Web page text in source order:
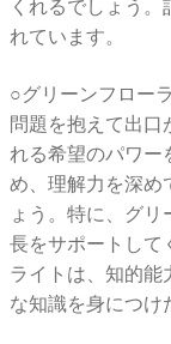
くれるでしょう
れています。
○グリーンフロー
問題を抱えて出口
れる希望のパワー
め、理解力を深め
ょう。特に、グ
長をサポートして
ライトは、知的能
な知識を身につけ